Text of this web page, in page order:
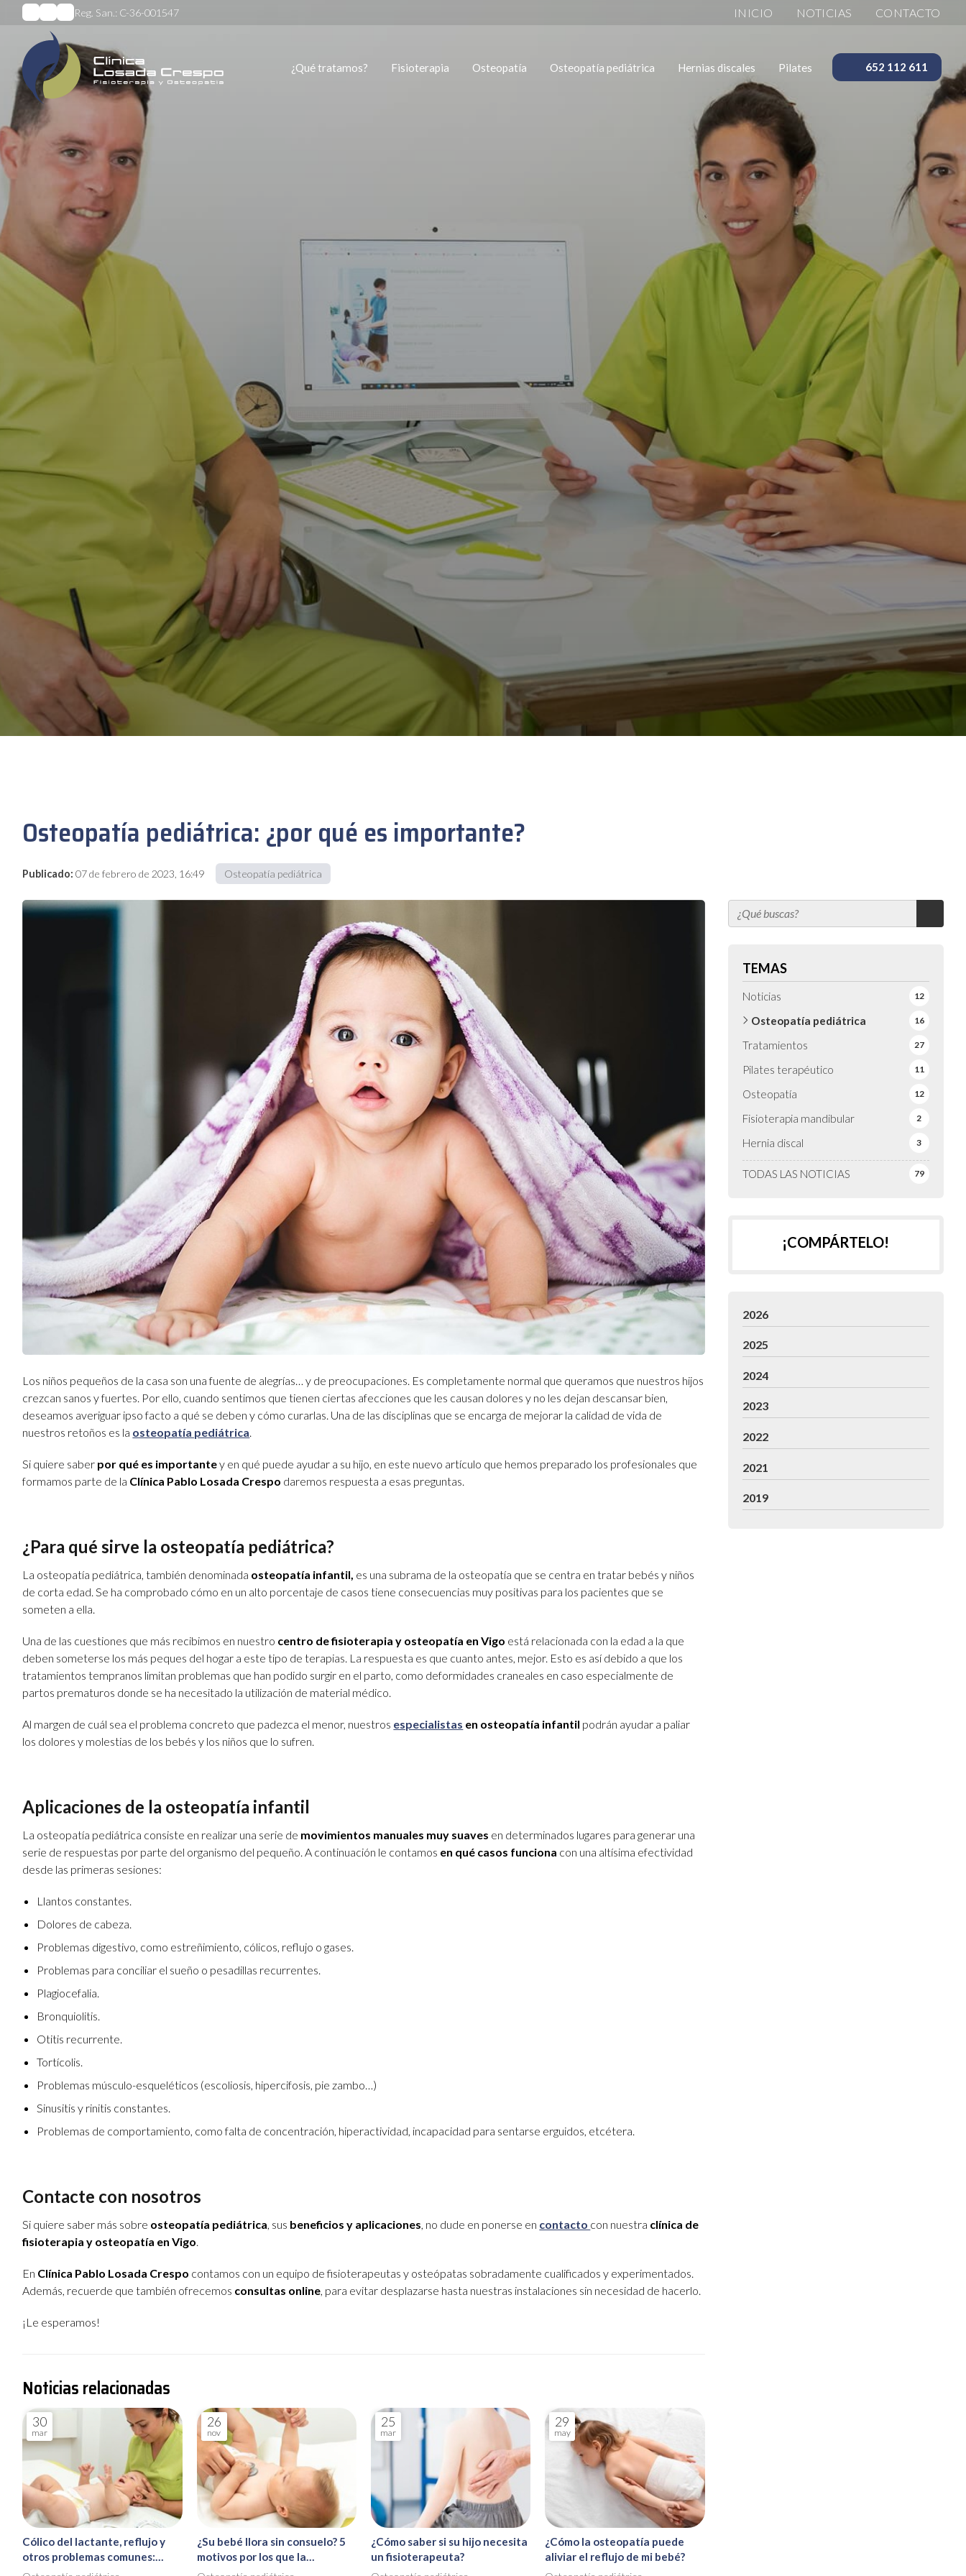
Reg. San.: C-36-001547 INICIO NOTICIAS CONTACTO
¿Qué tratamos? Fisioterapia Osteopatía Osteopatía pediátrica Hernias discales Pilates 652 112 611
Osteopatía pediátrica: ¿por qué es importante?
Publicado: 07 de febrero de 2023, 16:49 Osteopatía pediátrica
TEMAS
TODAS LAS NOTICIAS 79
Noticias 12
Osteopatía pediátrica 16
Tratamientos 27
Pilates terapéutico 11
Osteopatía 12
Fisioterapia mandibular 2
Hernia discal 3
Los niños pequeños de la casa son una fuente de alegrías… y de preocupaciones. Es completamente normal que queramos que nuestros hijos
crezcan sanos y fuertes. Por ello, cuando sentimos que tienen ciertas afecciones que les causan dolores y no les dejan descansar bien,
deseamos averiguar ipso facto a qué se deben y cómo curarlas. Una de las disciplinas que se encarga de mejorar la calidad de vida de
nuestros retoños es la osteopatía pediátrica.
Si quiere saber por qué es importantey en qué puede ayudar a su hijo, en este nuevo artículo que hemos preparado los profesionales que
formamos parte de la Clínica Pablo Losada Crespo daremos respuesta a esas preguntas.
¿Para qué sirve la osteopatía pediátrica?
La osteopatía pediátrica, también denominada osteopatía infantil, es una subrama de la osteopatía que se centra en tratar bebés y niños
de corta edad. Se ha comprobado cómo en un alto porcentaje de casos tiene consecuencias muy positivas para los pacientes que se
someten a ella.
Una de las cuestiones que más recibimos en nuestro centro de fisioterapia y osteopatía en Vigo está relacionada con la edad a la que
deben someterse los más peques del hogar a este tipo de terapias. La respuesta es que cuanto antes, mejor. Esto es así debido a que los
tratamientos tempranos limitan problemas que han podido surgir en el parto, como deformidades craneales en caso especialmente de
partos prematuros donde se ha necesitado la utilización de material médico.
Al margen de cuál sea el problema concreto que padezca el menor, nuestros especialistas en osteopatía infantil podrán ayudar a paliar
los dolores y molestias de los bebés y los niños que lo sufren.
Aplicaciones de la osteopatía infantil
La osteopatía pediátrica consiste en realizar una serie de movimientos manuales muy suaves en determinados lugares para generar una
serie de respuestas por parte del organismo del pequeño. A continuación le contamos en qué casos funciona con una altísima efectividad
desde las primeras sesiones:
Llantos constantes.
Dolores de cabeza.
Problemas digestivo, como estreñimiento, cólicos, reflujo o gases.
Problemas para conciliar el sueño o pesadillas recurrentes.
Plagiocefalia.
Bronquiolitis.
Otitis recurrente.
Tortícolis.
Problemas músculo-esqueléticos (escoliosis, hipercifosis, pie zambo…)
Sinusitis y rinitis constantes.
Problemas de comportamiento, como falta de concentración, hiperactividad, incapacidad para sentarse erguidos, etcétera.
Contacte con nosotros
Si quiere saber más sobre osteopatía pediátrica, sus beneficios y aplicaciones, no dude en ponerse en contacto con nuestra clínica de
fisioterapia y osteopatía en Vigo.
En Clínica Pablo Losada Crespo contamos con un equipo de fisioterapeutas y osteópatas sobradamente cualificados y experimentados.
Además, recuerde que también ofrecemos consultas online, para evitar desplazarse hasta nuestras instalaciones sin necesidad de hacerlo.
¡Le esperamos!
Noticias relacionadas
30
mar
Cólico del lactante, reflujo y
otros problemas comunes:
cómo apaliarlos con osteopatía
26
nov
¿Su bebé llora sin consuelo? 5
motivos por los que la
osteopatía pediátrica puede
25
mar
¿Cómo saber si su hijo necesita
un fisioterapeuta?
29
may
¿Cómo la osteopatía puede
aliviar el reflujo de mi bebé?
¡COMPÁRTELO!
2026
2025
2024
2023
2022
2021
2019